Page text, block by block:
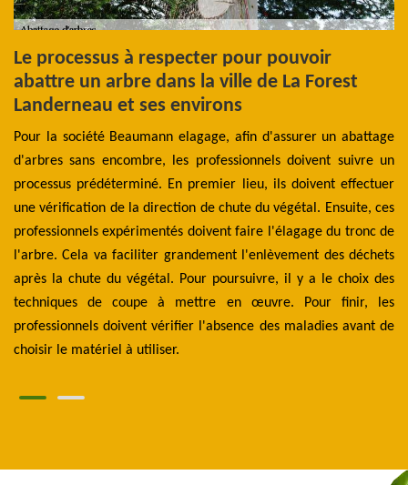
Le processus à respecter pour pouvoir
abattre un arbre dans la ville de La Forest
Landerneau et ses environs
Pour la société Beaumann elagage, afin d'assurer un abattage
d'arbres sans encombre, les professionnels doivent suivre un
processus prédéterminé. En premier lieu, ils doivent effectuer
une vérification de la direction de chute du végétal. Ensuite, ces
professionnels expérimentés doivent faire l'élagage du tronc de
l'arbre. Cela va faciliter grandement l'enlèvement des déchets
après la chute du végétal. Pour poursuivre, il y a le choix des
techniques de coupe à mettre en œuvre. Pour finir, les
professionnels doivent vérifier l'absence des maladies avant de
choisir le matériel à utiliser.